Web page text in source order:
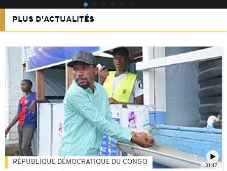
PLUS D'ACTUALITÉS
01:47
RÉPUBLIQUE DÉMOCRATIQUE DU CONGO